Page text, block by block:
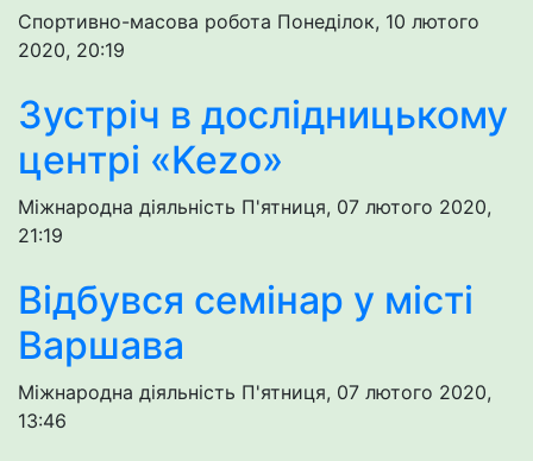
Спортивно-масова робота Понеділок, 10 лютого
2020, 20:19
Зустріч в дослідницькому
центрі «Kezo»
Міжнародна діяльність П'ятниця, 07 лютого 2020,
21:19
Відбувся семінар у місті
Варшава
Міжнародна діяльність П'ятниця, 07 лютого 2020,
13:46